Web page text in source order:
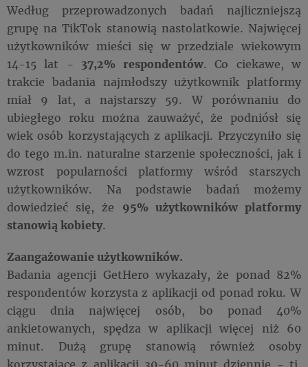
Według przeprowadzonych badań najliczniejszą
grupę na TikTok stanowią nastolatkowie. Najwięcej
użytkowników mieści się w przedziale wiekowym
14-15 lat - 37,2% respondentów. Co ciekawe, w
trakcie badania najmłodszy użytkownik platformy
miał 9 lat, a najstarszy 59. W porównaniu do
ubiegłego roku można zauważyć, że podniósł się
wiek osób korzystających z aplikacji. Przyczyniło się
do tego m.in. naturalne starzenie społeczności, jak i
wzrost popularności platformy wśród starszych
użytkowników. Na podstawie badań możemy
dowiedzieć się, że 95% użytkowników platformy
stanowią kobiety.
Zaangażowanie użytkowników.
Badania agencji GetHero wykazały, że ponad 82%
respondentów korzysta z aplikacji od ponad roku. W
ciągu dnia najwięcej osób, bo ponad 40%
ankietowanych, spędza w aplikacji więcej niż 60
minut. Dużą grupę stanowią również osoby
korzystające z aplikacji 30-60 minut dziennie - tj.